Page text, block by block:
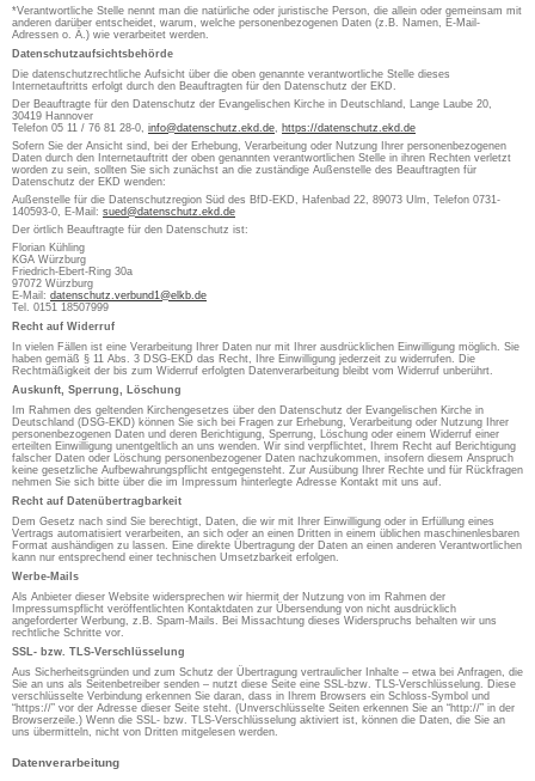
*Verantwortliche Stelle nennt man die natürliche oder juristische Person, die allein oder gemeinsam mit
anderen darüber entscheidet, warum, welche personenbezogenen Daten (z.B. Namen, E-Mail-
Adressen o. Ä.) wie verarbeitet werden.
Datenschutzaufsichtsbehörde
Die datenschutzrechtliche Aufsicht über die oben genannte verantwortliche Stelle dieses
Internetauftritts erfolgt durch den Beauftragten für den Datenschutz der EKD.
Der Beauftragte für den Datenschutz der Evangelischen Kirche in Deutschland, Lange Laube 20,
30419 Hannover
Telefon 05 11 / 76 81 28-0, info@datenschutz.ekd.de, https://datenschutz.ekd.de
Sofern Sie der Ansicht sind, bei der Erhebung, Verarbeitung oder Nutzung Ihrer personenbezogenen
Daten durch den Internetauftritt der oben genannten verantwortlichen Stelle in ihren Rechten verletzt
worden zu sein, sollten Sie sich zunächst an die zuständige Außenstelle des Beauftragten für
Datenschutz der EKD wenden:
Außenstelle für die Datenschutzregion Süd des BfD-EKD, Hafenbad 22, 89073 Ulm, Telefon 0731-
140593-0, E-Mail: sued@datenschutz.ekd.de
Der örtlich Beauftragte für den Datenschutz ist:
Florian Kühling
KGA Würzburg
Friedrich-Ebert-Ring 30a
97072 Würzburg
E-Mail: datenschutz.verbund1@elkb.de
Tel. 0151 18507999
Recht auf Widerruf
In vielen Fällen ist eine Verarbeitung Ihrer Daten nur mit Ihrer ausdrücklichen Einwilligung möglich. Sie
haben gemäß § 11 Abs. 3 DSG-EKD das Recht, Ihre Einwilligung jederzeit zu widerrufen. Die
Rechtmäßigkeit der bis zum Widerruf erfolgten Datenverarbeitung bleibt vom Widerruf unberührt.
Auskunft, Sperrung, Löschung
Im Rahmen des geltenden Kirchengesetzes über den Datenschutz der Evangelischen Kirche in
Deutschland (DSG-EKD) können Sie sich bei Fragen zur Erhebung, Verarbeitung oder Nutzung Ihrer
personenbezogenen Daten und deren Berichtigung, Sperrung, Löschung oder einem Widerruf einer
erteilten Einwilligung unentgeltlich an uns wenden. Wir sind verpflichtet, Ihrem Recht auf Berichtigung
falscher Daten oder Löschung personenbezogener Daten nachzukommen, insofern diesem Anspruch
keine gesetzliche Aufbewahrungspflicht entgegensteht. Zur Ausübung Ihrer Rechte und für Rückfragen
nehmen Sie sich bitte über die im Impressum hinterlegte Adresse Kontakt mit uns auf.
Recht auf Datenübertragbarkeit
Dem Gesetz nach sind Sie berechtigt, Daten, die wir mit Ihrer Einwilligung oder in Erfüllung eines
Vertrags automatisiert verarbeiten, an sich oder an einen Dritten in einem üblichen maschinenlesbaren
Format aushändigen zu lassen. Eine direkte Übertragung der Daten an einen anderen Verantwortlichen
kann nur entsprechend einer technischen Umsetzbarkeit erfolgen.
Werbe-Mails
Als Anbieter dieser Website widersprechen wir hiermit der Nutzung von im Rahmen der
Impressumspflicht veröffentlichten Kontaktdaten zur Übersendung von nicht ausdrücklich
angeforderter Werbung, z.B. Spam-Mails. Bei Missachtung dieses Widerspruchs behalten wir uns
rechtliche Schritte vor.
SSL- bzw. TLS-Verschlüsselung
Aus Sicherheitsgründen und zum Schutz der Übertragung vertraulicher Inhalte – etwa bei Anfragen, die
Sie an uns als Seitenbetreiber senden – nutzt diese Seite eine SSL-bzw. TLS-Verschlüsselung. Diese
verschlüsselte Verbindung erkennen Sie daran, dass in Ihrem Browsers ein Schloss-Symbol und
“https://” vor der Adresse dieser Seite steht. (Unverschlüsselte Seiten erkennen Sie an “http://” in der
Browserzeile.) Wenn die SSL- bzw. TLS-Verschlüsselung aktiviert ist, können die Daten, die Sie an
uns übermitteln, nicht von Dritten mitgelesen werden.
Datenverarbeitung